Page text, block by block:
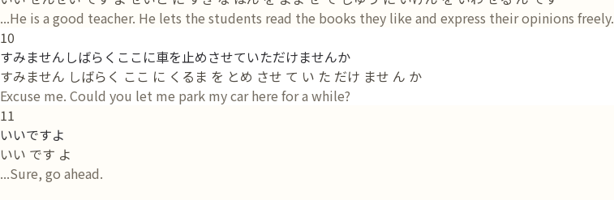
...He is a good teacher. He lets the students read the books they like and express their opinions freely.
10
すみませんしばらくここに車を止めさせていただけませんか
すみません しばらく ここ に くるま を とめ させ て い た だけ ませ ん か
Excuse me. Could you let me park my car here for a while?
11
いいですよ
いい です よ
...Sure, go ahead.